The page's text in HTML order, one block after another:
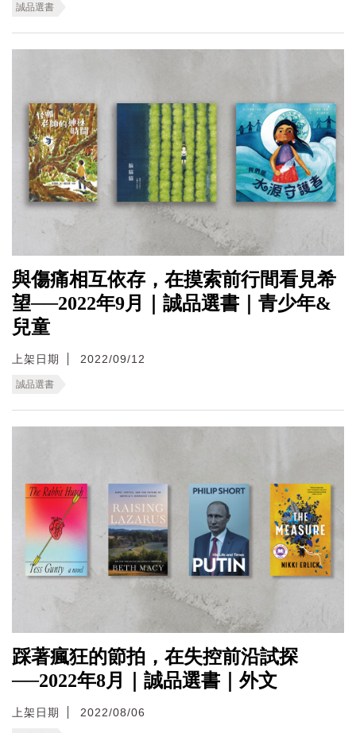
誠品選書
與傷痛相互依存，在摸索前行間看見希
望──2022年9月｜誠品選書｜青少年&
兒童
上架日期 2022/09/12
誠品選書
踩著瘋狂的節拍，在失控前沿試探
──2022年8月｜誠品選書｜外文
上架日期 2022/08/06